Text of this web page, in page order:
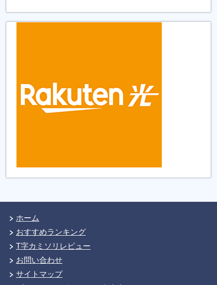
ホーム
おすすめランキング
T字カミソリレビュー
お問い合わせ
サイトマップ